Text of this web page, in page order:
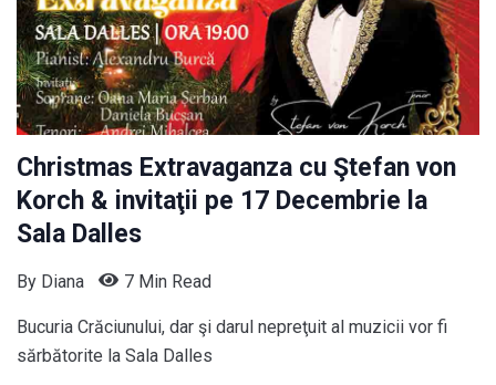
Christmas Extravaganza cu Ştefan von
Korch & invitaţii pe 17 Decembrie la
Sala Dalles
By Diana 7 Min Read
Bucuria Crăciunului, dar şi darul nepreţuit al muzicii vor fi
sărbătorite la Sala Dalles